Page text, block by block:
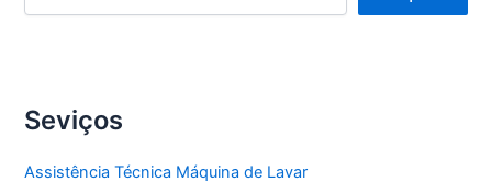
Seviços
Assistência Técnica Máquina de Lavar